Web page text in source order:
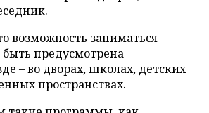
возможность заниматься
предусмотрена
– во дворах, школах, детских
пространствах.